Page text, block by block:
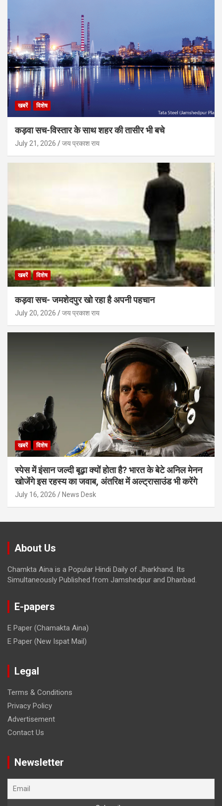
खबरें विशेष
कड़वा सच-विस्तार के साथ शहर की तासीर भी बचे
July 21, 2026 जय प्रकाश राय
खबरें विशेष
कड़वा सच- जमशेदपुर खो रहा है अपनी पहचान
July 20, 2026 जय प्रकाश राय
खबरें विशेष
स्पेस में इंसान जल्दी बूढ़ा क्यों होता है? भारत के बेटे अनिल मेनन
खोजेंगे इस रहस्य का जवाब, अंतरिक्ष में अल्ट्रासाउंड भी करेंगे
July 16, 2026 News Desk
About Us
Chamkta Aina is a Popular Hindi Daily of Jharkhand. Its
Simultaneously Published from Jamshedpur and Dhanbad.
E-papers
E Paper (Chamakta Aina)
E Paper (New Ispat Mail)
Legal
Terms & Conditions
Privacy Policy
Advertisement
Contact Us
Newsletter